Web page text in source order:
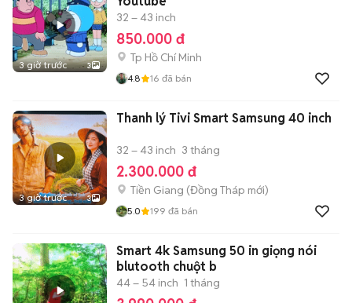
3 giờ trước 3
32 – 43 inch
850.000 đ
Tp Hồ Chí Minh
4.8 16 đã bán
3 giờ trước 3
Thanh lý Tivi Smart Samsung 40 inch
32 – 43 inch 3 tháng
2.300.000 đ
Tiền Giang (Đồng Tháp mới)
5.0 199 đã bán
Smart 4k Samsung 50 in giọng nói
blutooth chuột b
44 – 54 inch 1 tháng